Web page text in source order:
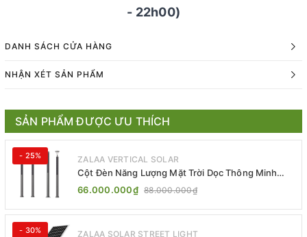
- 22h00)
DANH SÁCH CỬA HÀNG
NHẬN XÉT SẢN PHẨM
SẢN PHẨM ĐƯỢC ƯU THÍCH
- 25% ZALAA VERTICAL SOLAR
Cột Đèn Năng Lượng Mặt Trời Dọc Thông Minh
ZSR-YYDS-360 | ZALAA Jsc
66.000.000₫ 88.000.000₫
- 30% ZALAA SOLAR STREET LIGHT